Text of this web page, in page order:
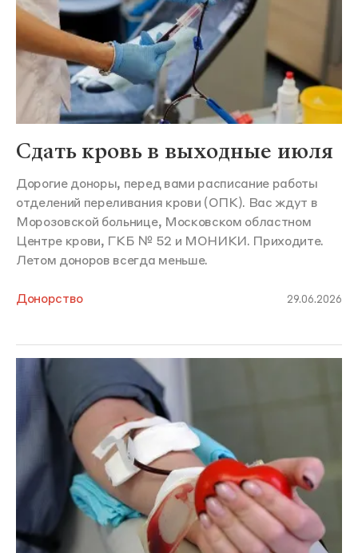
Сдать кровь в выходные июля
Дорогие доноры, перед вами расписание работы
отделений переливания крови (ОПК). Вас ждут в
Морозовской больнице, Московском областном
Центре крови, ГКБ № 52 и МОНИКИ. Приходите.
Летом доноров всегда меньше.
Донорство 29.06.2026